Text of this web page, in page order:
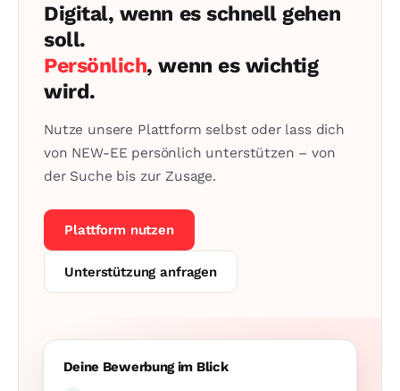
Digital, wenn es schnell gehen
soll.
Persönlich, wenn es wichtig
wird.
Nutze unsere Plattform selbst oder lass dich
von NEW-EE persönlich unterstützen – von
der Suche bis zur Zusage.
Plattform nutzen
Unterstützung anfragen
Deine Bewerbung im Blick